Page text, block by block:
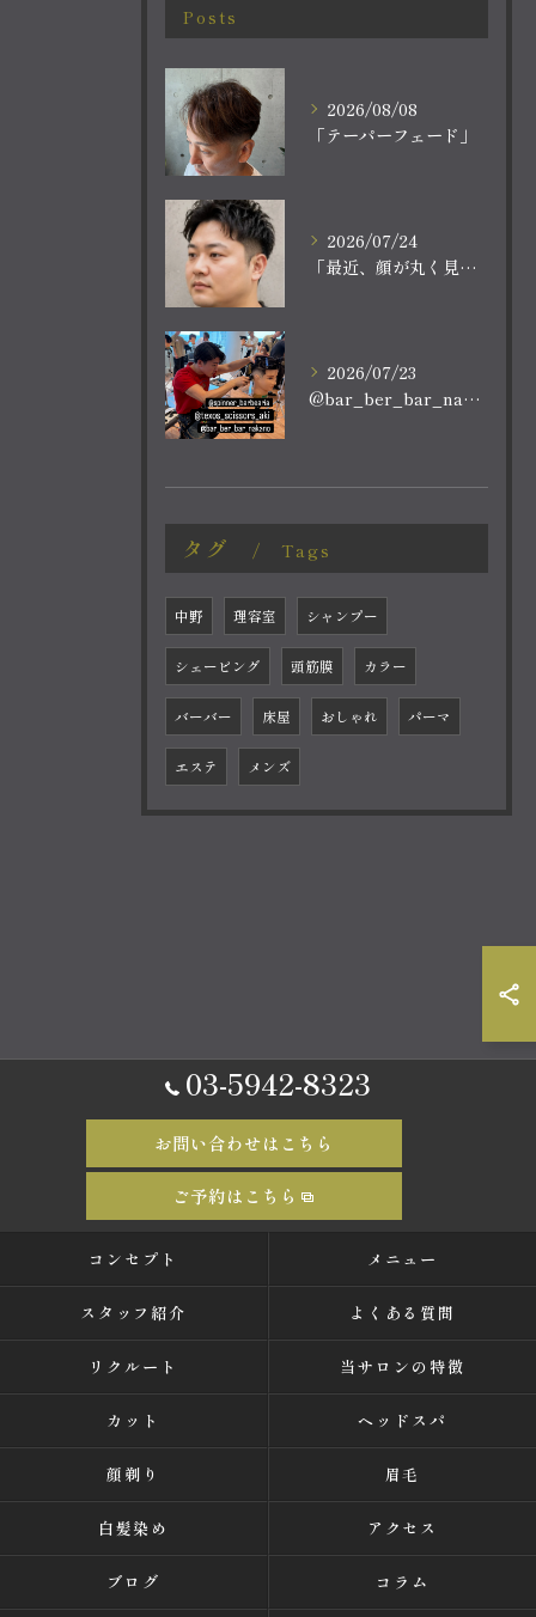
Posts
2026/08/08
「テーパーフェード」
2026/07/24
「最近、顔が丸く見える。
2026/07/23
@bar_ber_bar_nakano
タグ Tags
中野 理容室 シャンプー
シェービング 頭筋膜 カラー
バーバー 床屋 おしゃれ パーマ
エステ メンズ
03-5942-8323
お問い合わせはこちら
ご予約はこちら
コンセプト メニュー
スタッフ紹介 よくある質問
リクルート 当サロンの特徴
カット ヘッドスパ
顔剃り 眉毛
白髪染め アクセス
ブログ コラム